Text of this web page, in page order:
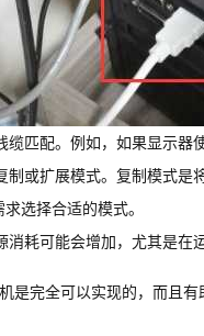
匹配。例如，如果显示器
制或扩展模式。复制模式
选择合适的模式。
消耗可能会增加，尤其是
是完全可以实现的，而且